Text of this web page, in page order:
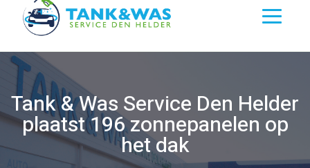
Tank & Was Service Den Helder
plaatst 196 zonnepanelen op
het dak